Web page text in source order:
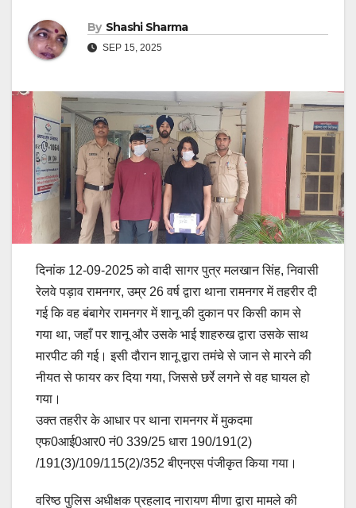
By Shashi Sharma
SEP 15, 2025
दिनांक 12-09-2025 को वादी सागर पुत्र मलखान सिंह, निवासी
रेलवे पड़ाव रामनगर, उम्र 26 वर्ष द्वारा थाना रामनगर में तहरीर दी
गई कि वह बंबागेर रामनगर में शानू की दुकान पर किसी काम से
गया था, जहाँ पर शानू और उसके भाई शाहरुख द्वारा उसके साथ
मारपीट की गई। इसी दौरान शानू द्वारा तमंचे से जान से मारने की
नीयत से फायर कर दिया गया, जिससे छर्रे लगने से वह घायल हो
गया।
उक्त तहरीर के आधार पर थाना रामनगर में मुकदमा
एफ0आई0आर0 नं0 339/25 धारा 190/191(2)
/191(3)/109/115(2)/352 बीएनएस पंजीकृत किया गया।
वरिष्ठ पुलिस अधीक्षक प्रहलाद नारायण मीणा द्वारा मामले की